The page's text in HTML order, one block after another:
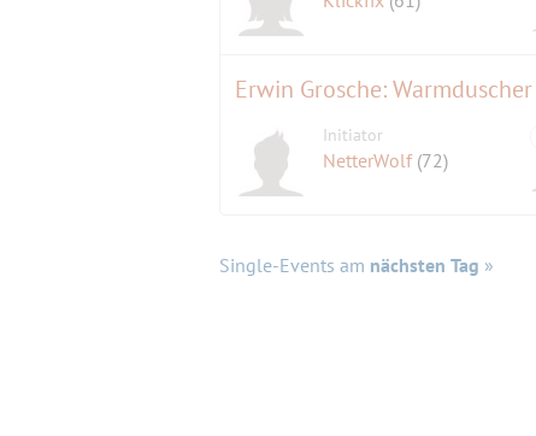
Erwin Grosche: Warmduscher
Initiator
NetterWolf (72)
Single-Events am nächsten Tag »